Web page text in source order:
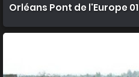
Orléans Pont de l'Europe 01